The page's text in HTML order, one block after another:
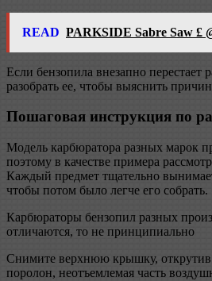
READ PARKSIDE Sabre Saw £
Если бензопила внезапно перестает
разобрать ее, чтобы выяснить
Пошаговая инструкция по
Модель карбюратора разных марок
поэтому в качестве примера
Каждый предмет тщательно
чтобы потом было легче его собрать.
Карбюраторы бензопил разных
отличаются, то не принципиально
Снимите верхнюю крышку, открутив
поролон, неотъемлемая часть